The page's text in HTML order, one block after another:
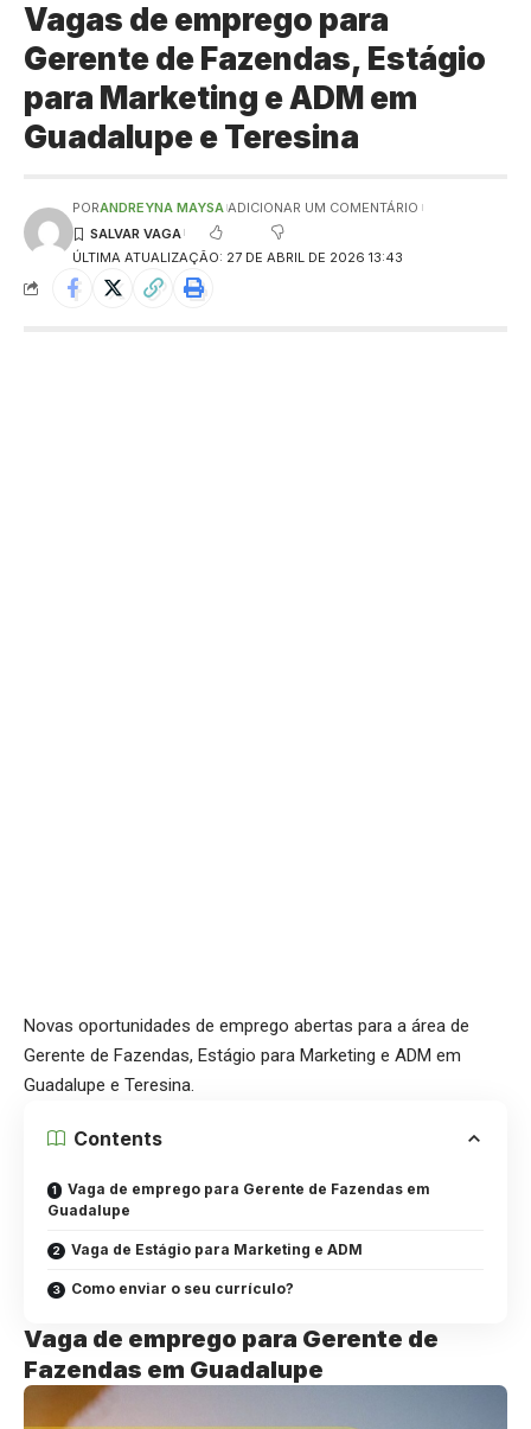
Vagas de emprego para
Gerente de Fazendas, Estágio
para Marketing e ADM em
Guadalupe e Teresina
ÚLTIMA ATUALIZAÇÃO: 27 DE ABRIL DE 2026 13:43
PORANDREYNA MAYSA ADICIONAR UM COMENTÁRIO
Novas oportunidades de emprego abertas para a área de
Gerente de Fazendas, Estágio para Marketing e ADM em
Guadalupe e Teresina.
Contents
Vaga de emprego para Gerente de Fazendas em
Guadalupe
Vaga de Estágio para Marketing e ADM
Como enviar o seu currículo?
Vaga de emprego para Gerente de
Fazendas em Guadalupe